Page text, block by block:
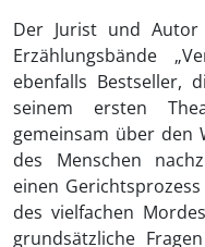
Der Jurist und Autor
Erzählungsbände
ebenfalls Bestseller,
seinem ersten
gemeinsam über den
des Menschen
einen
des vielfachen
grundsätzliche